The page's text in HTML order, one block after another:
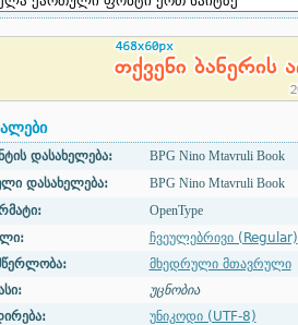
დასახელება:
BPG Nino Mtavruli Book
დასახელება:
BPG Nino Mtavruli Book
OpenType
ჩვეულებრივი (Regular)
მხედრული მთავრული
უცნობია
უნიკოდი (UTF-8)